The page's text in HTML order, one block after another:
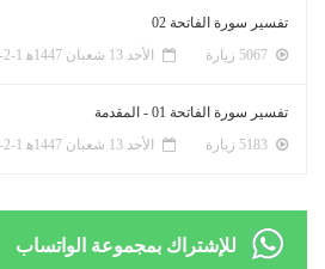
تفسير سورة الفاتحة 02
الأحد 13 شعبان 1447ﻫ 1-2-2026م
تفسير سورة الفاتحة 01 - المقدمة
الأحد 13 شعبان 1447ﻫ 1-2-2026م
للإشتراك بمجموعة الواتساب